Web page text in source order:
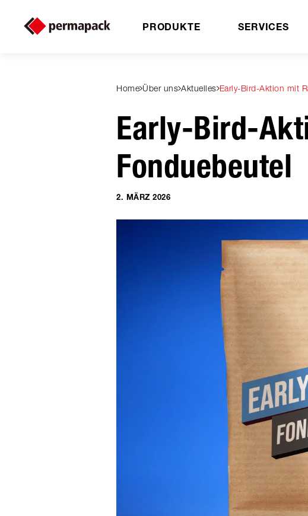
PRODUKTE SERVICES
Home Über uns Aktuelles Early-Bird-Aktion mit
Early-Bird-
Fonduebeutel
2. MÄRZ 2026